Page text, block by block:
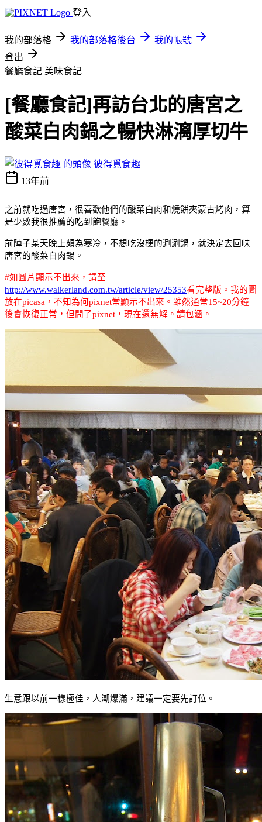
登入
我的部落格 我的部落格後台
我的帳號
登出
餐廳食記 美味食記
[餐廳食記]再訪台北的唐宮之
酸菜白肉鍋之暢快淋漓厚切牛
彼得覓食趣
13年前
之前就吃過唐宮，很喜歡他們的酸菜白肉和燒餅夾蒙古烤肉，算
是少數我很推薦的吃到飽餐廳。
前陣子某天晚上頗為寒冷，不想吃沒梗的涮涮鍋，就決定去回味
唐宮的酸菜白肉鍋。
#如圖片顯示不出來，請至
http://www.walkerland.com.tw/article/view/25353看完整版 。我的圖
放在picasa ，不知為何pixnet常顯示不出來。雖然通常15~20分鐘
後會恢復正常，但問了pixnet ，現在還無解。請包涵。
生意跟以前一樣極佳，人潮爆滿，建議一定要先訂位。